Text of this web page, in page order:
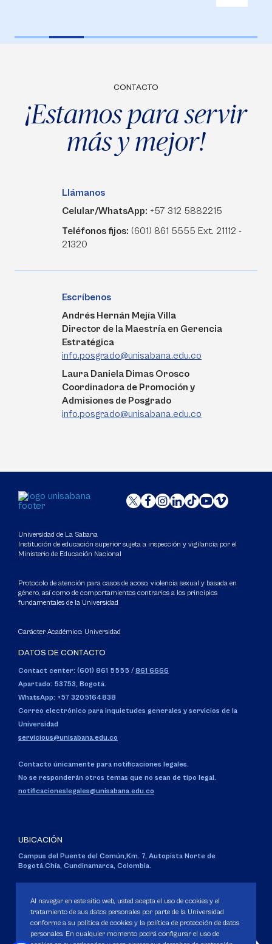
CONTACTO
¡Estamos para servir
más y mejor!
Llámanos
Celular/WhatsApp: +57 312 5882215
Teléfonos fijos: (601) 861 5555 Ext. 21112 -
21320
Escríbenos
Andrés Hernán Mejía Villa
Director de la Maestría en Gerencia
Estratégica
info.posgrado@unisabana.edu.co
Laura Daniela Dimas Orosco
Coordinadora de Promoción y
Admisiones de Posgrado
info.posgrado@unisabana.edu.co
Universidad de La Sabana
Institución de educación superior sujeta a inspección y vigilancia por el
Ministerio de Educación Nacional
Protocolo de atención para casos de acoso, violencia sexual y basada en
género, así como de comportamientos contrarios a los principios
fundamentales de la Universidad
Carácter Académico: Universidad
DATOS DE CONTACTO
Contact center: (601) 861 5555 / 861 6666
Apartado: 53753, Bogotá.
WhatsApp: +57 3205164838
Correo electrónico para inquietudes generales y servicios de la
Universidad
servicious@unisabana.edu.co
Contacto únicamente para notificaciones legales.
No se responderán otros temas que no sean de tipo legal.
notificacioneslegales@unisabana.edu.co
UBICACIÓN
Campus del Puente del Común, Km. 7, Autopista Norte de
Bogotá.Chía, Cundinamarca, Colombia.
Personería Jurídica:Resolución 130 del 14 de enero de 1980.
Ministerio de Educación Nacional.
Al navegar en este sitio web, usted acepta el uso de cookies y el
tratamiento de sus datos personales por parte de la Universidad
conforme a su política de cookies y la política de protección de datos
personales. En cualquier momento podrá configurar el uso de